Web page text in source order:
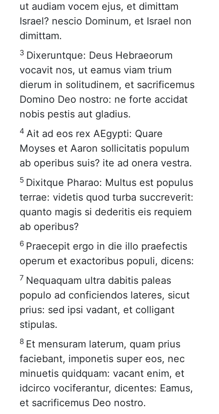
ut audiam vocem ejus, et dimittam
Israel? nescio Dominum, et Israel non
dimittam.
3 Dixeruntque: Deus Hebraeorum
vocavit nos, ut eamus viam trium
dierum in solitudinem, et sacrificemus
Domino Deo nostro: ne forte accidat
nobis pestis aut gladius.
4 Ait ad eos rex AEgypti: Quare
Moyses et Aaron sollicitatis populum
ab operibus suis? ite ad onera vestra.
5 Dixitque Pharao: Multus est populus
terrae: videtis quod turba succreverit:
quanto magis si dederitis eis requiem
ab operibus?
6 Praecepit ergo in die illo praefectis
operum et exactoribus populi, dicens:
7 Nequaquam ultra dabitis paleas
populo ad conficiendos lateres, sicut
prius: sed ipsi vadant, et colligant
stipulas.
8 Et mensuram laterum, quam prius
faciebant, imponetis super eos, nec
minuetis quidquam: vacant enim, et
idcirco vociferantur, dicentes: Eamus,
et sacrificemus Deo nostro.